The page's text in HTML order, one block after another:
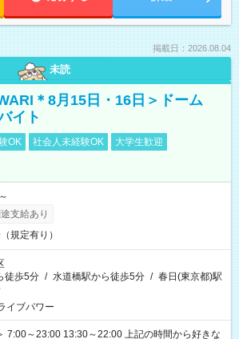
掲載日：2026.08.04
未読
＊8月15日・16日＞ドーム
イト
OK 社会人未経験OK
大学生歓迎
支給あり
規定有り）
徒歩5分 / 水道橋駅から徒歩5分 / 春日(東京都)駅
イブパワー
23:00 13:30～22:00 上記の時間から好きな